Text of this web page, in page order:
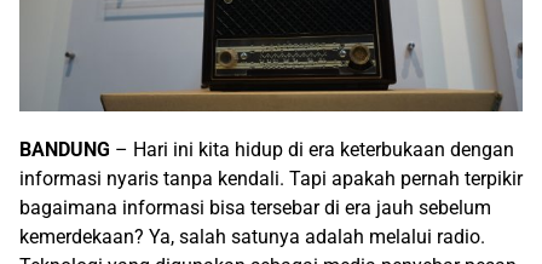
BANDUNG – Hari ini kita hidup di era keterbukaan dengan
informasi nyaris tanpa kendali. Tapi apakah pernah terpikir
bagaimana informasi bisa tersebar di era jauh sebelum
kemerdekaan? Ya, salah satunya adalah melalui radio.